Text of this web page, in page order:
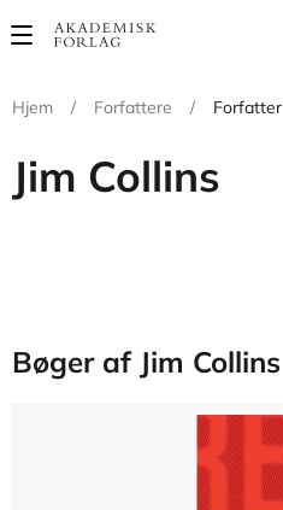
Main
Hjem
/ Forfattere / Forfatter
Jim Collins
Bøger af Jim Collins